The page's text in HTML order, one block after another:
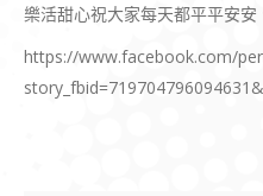
樂活甜心祝大家每天都平平安安
https://www.facebook.com/